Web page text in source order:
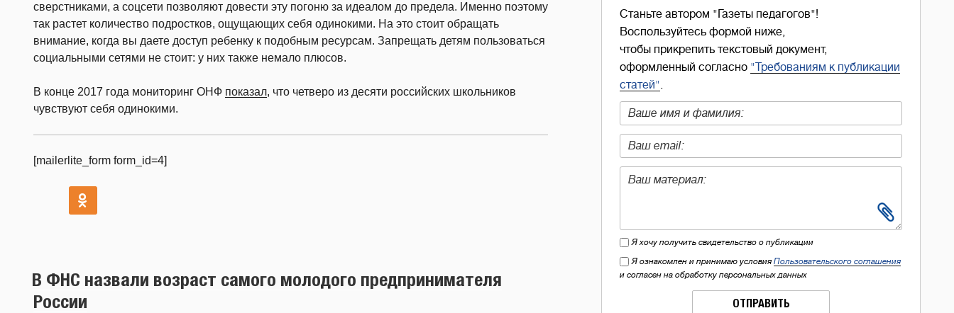
сверстниками, а соцсети позволяют довести эту погоню за идеалом до предела. Именно поэтому
так растет количество подростков, ощущающих себя одинокими. На это стоит обращать
внимание, когда вы даете доступ ребенку к подобным ресурсам. Запрещать детям пользоваться
социальными сетями не стоит: у них также немало плюсов.
В конце 2017 года мониторинг ОНФ показал, что четверо из десяти российских школьников
чувствуют себя одинокими.
[mailerlite_form form_id=4]
В ФНС назвали возраст самого молодого предпринимателя
России
Станьте автором "Газеты педагогов"!
Воспользуйтесь формой ниже,
чтобы прикрепить текстовый документ,
оформленный согласно "Требованиям к публикации
статей"
Я хочу получить свидетельство о публикации
Я ознакомлен и принимаю условия Пользовательского соглашения
и согласен на обработку персональных данных
ОТПРАВИТЬ